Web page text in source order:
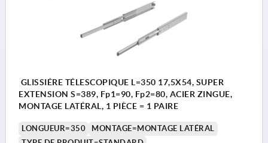
GLISSIÉRE TÉLESCOPIQUE L=350 17,5X54, SUPER
EXTENSION S=389, Fp1=90, Fp2=80, ACIER ZINGUE,
MONTAGE LATÉRAL, 1 PIÈCE = 1 PAIRE
LONGUEUR=350
MONTAGE=MONTAGE LATÉRAL